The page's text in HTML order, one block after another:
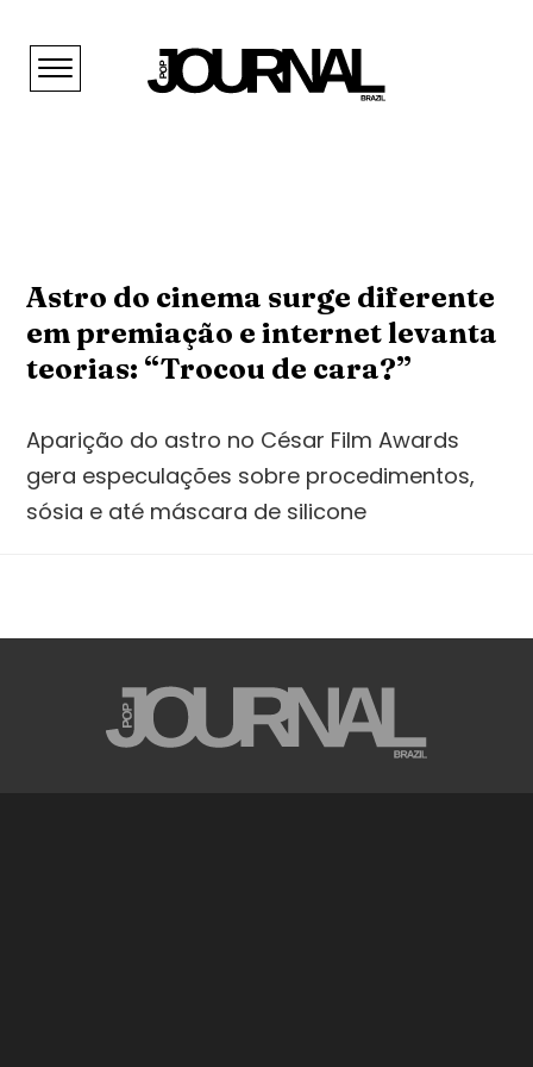
Astro do cinema surge diferente
em premiação e internet levanta
teorias: “Trocou de cara?”
Aparição do astro no César Film Awards
gera especulações sobre procedimentos,
sósia e até máscara de silicone